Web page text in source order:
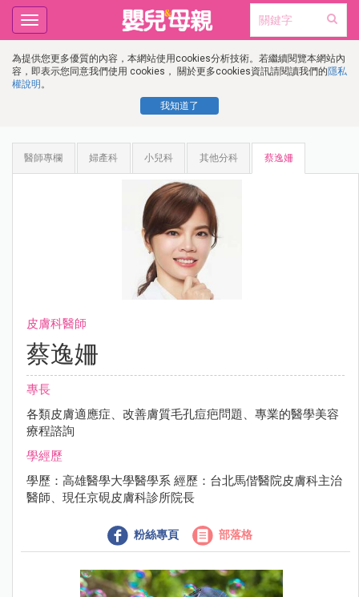
為提供您更多優質的內容，本網站使用cookies分析技術。若繼續閱覽本網站內
容，即表示您同意我們使用 cookies， 關於更多cookies資訊請閱讀我們的隱私
權說明 。
我知道了
Toggle
navigation
醫師專欄 婦產科 小兒科 其他分科 蔡逸姍
皮膚科醫師
蔡逸姍
專長
各類皮膚適應症、改善膚質毛孔痘疤問題、專業的醫學美容
療程諮詢
學經歷
學歷：高雄醫學大學醫學系 經歷：台北馬偕醫院皮膚科主治
醫師、現任京硯皮膚科診所院長
粉絲專頁 部落格